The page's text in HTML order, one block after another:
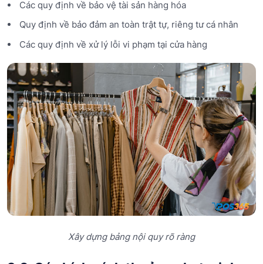
Các quy định về bảo vệ tài sản hàng hóa
Quy định về bảo đảm an toàn trật tự, riêng tư cá nhân
Các quy định về xử lý lỗi vi phạm tại cửa hàng
Xây dựng bảng nội quy rõ ràng